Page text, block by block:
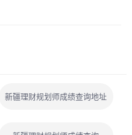
新疆理财规划师成绩查询地址